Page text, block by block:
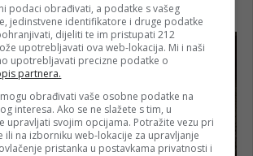
podaci obrađivati, a podatke s vašeg
jedinstvene identifikatore i druge podatke
dijeliti te im pristupati 212
upotrebljavati ova web-lokacija. Mi i naši
upotrebljavati precizne podatke o
partnera.
obrađivati vaše osobne podatke na
interesa. Ako se ne slažete s tim, u
upravljati svojim opcijama. Potražite vezu pri
ili na izborniku web-lokacije za upravljanje
pristanka u postavkama privatnosti i